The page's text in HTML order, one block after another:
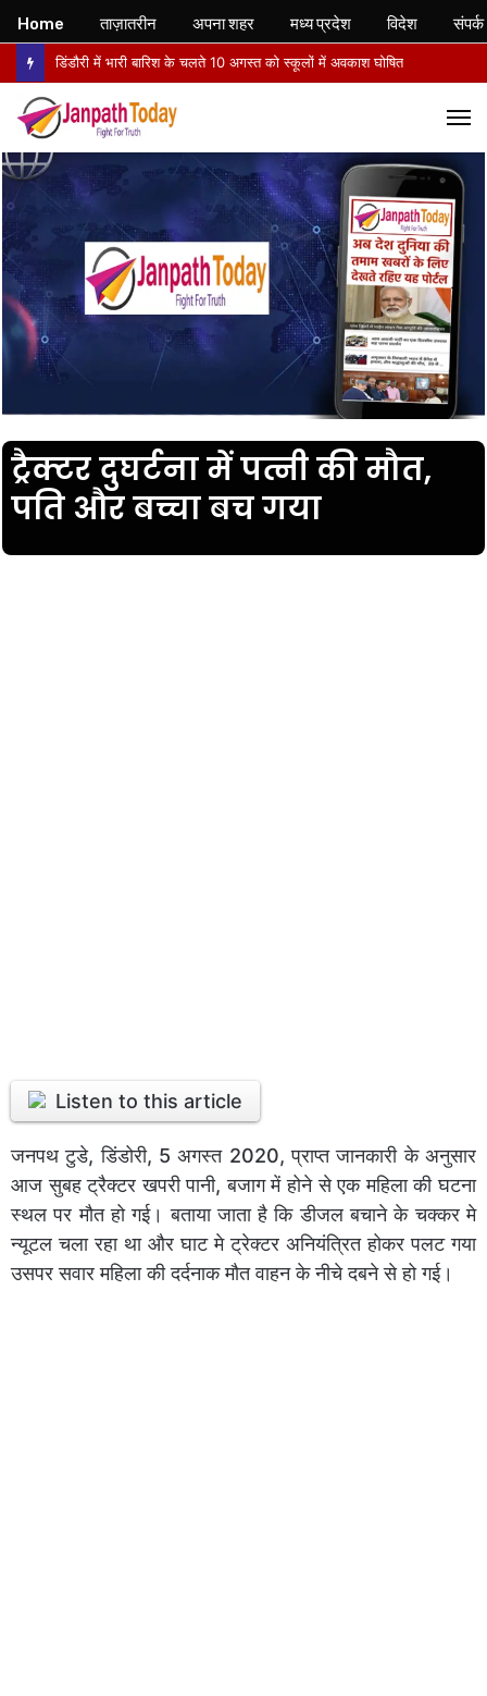
डिंडौरी में भारी बारिश के चलते 10 अगस्त को स्कूलों में अवकाश घोषित
ट्रैक्टर दुघर्टना में पत्नी की मौत,
पति और बच्चा बच गया
Listen to this article
जनपथ टुडे, डिंडोरी, 5 अगस्त 2020, प्राप्त जानकारी के अनुसार
आज सुबह ट्रैक्टर खपरी पानी, बजाग में होने से एक महिला की घटना
स्थल पर मौत हो गई। बताया जाता है कि डीजल बचाने के चक्कर मे
न्यूटल चला रहा था और घाट मे ट्रेक्टर अनियंत्रित होकर पलट गया
उसपर सवार महिला की दर्दनाक मौत वाहन के नीचे दबने से हो गई।
Home ताज़ातरीन अपना शहर मध्य प्रदेश विदेश संपर्क